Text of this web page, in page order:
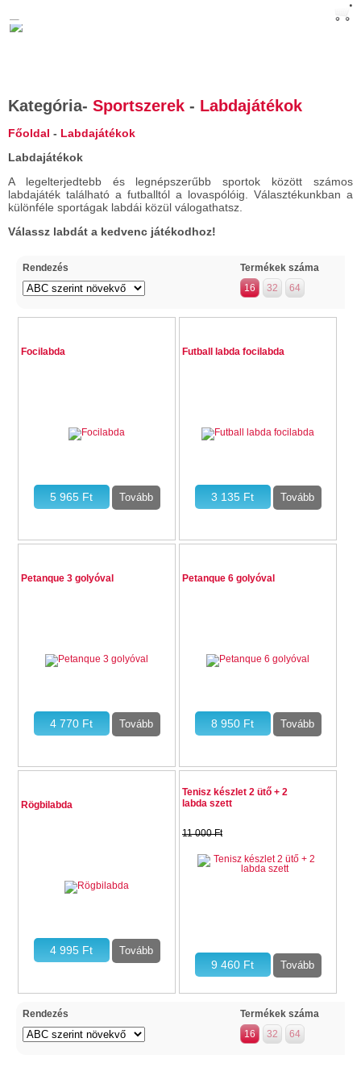
Kategória- Sportszerek - Labdajátékok
Főoldal - Labdajátékok
Labdajátékok
A legelterjedtebb és legnépszerűbb sportok között számos
labdajáték található a futballtól a lovaspólóig. Választékunkban a
különféle sportágak labdái közül válogathatsz.
Válassz labdát a kedvenc játékodhoz!
Rendezés
Termékek száma
16
32 64
Focilabda Futball labda focilabda
Petanque 3 golyóval Petanque 6 golyóval
Rögbilabda
Tenisz készlet 2 ütő + 2
labda szett
11 000 Ft
Rendezés
Termékek száma
16
32 64